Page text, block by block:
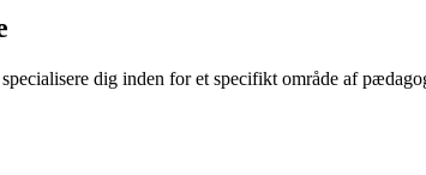
dig inden for et specifikt område af